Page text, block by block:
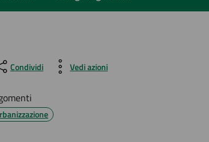
Condividi Vedi azioni